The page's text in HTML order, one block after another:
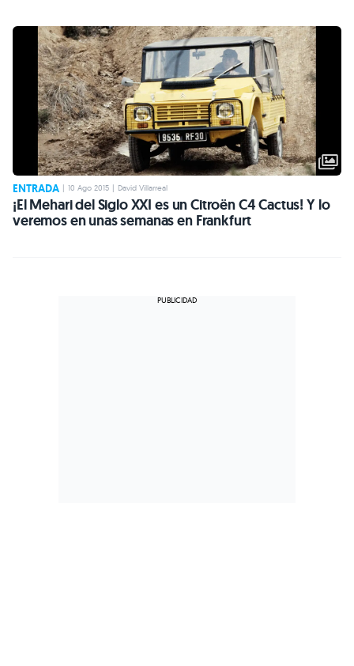
ENTRADA 10 Ago 2015 David Villarreal
¡El Mehari del Siglo XXI es un Citroën C4 Cactus! Y lo
veremos en unas semanas en Frankfurt